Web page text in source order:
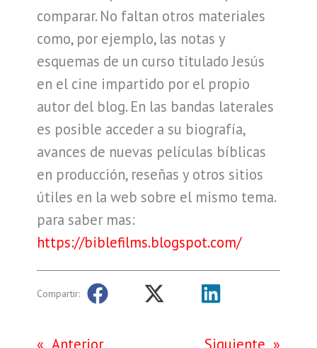
comparar. No faltan otros materiales
como, por ejemplo, las notas y
esquemas de un curso titulado Jesús
en el cine impartido por el propio
autor del blog. En las bandas laterales
es posible acceder a su biografía,
avances de nuevas películas bíblicas
en producción, reseñas y otros sitios
útiles en la web sobre el mismo tema.
para saber mas:
https://biblefilms.blogspot.com/
Compartir:
« Anterior Siguiente »